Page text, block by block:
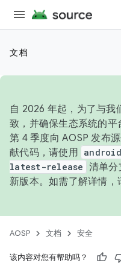
文档
自 2026 年起，为了与我
致，并确保生态系统的
第 4 季度向 AOSP 发布
献代码，请使用
latest-release 清单分
新版本。如需了解详情，
AOSP 文档 安全
该内容对您有帮助吗？